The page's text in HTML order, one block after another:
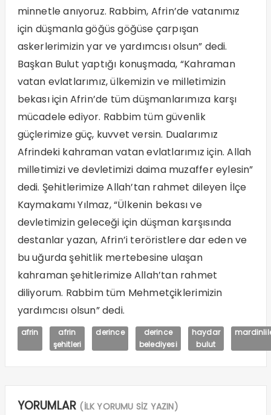
minnetle anıyoruz. Rabbim, Afrin’de vatanımız
için düşmanla göğüs göğüse çarpışan
askerlerimizin yar ve yardımcısı olsun” dedi.
Başkan Bulut yaptığı konuşmada, “Kahraman
vatan evlatlarımız, ülkemizin ve milletimizin
bekası için Afrin’de tüm düşmanlarımıza karşı
mücadele ediyor. Rabbim tüm güvenlik
güçlerimize güç, kuvvet versin. Dualarımız
Afrindeki kahraman vatan evlatlarımız için. Allah
milletimizi ve devletimizi daima muzaffer eylesin”
dedi. Şehitlerimize Allah’tan rahmet dileyen İlçe
Kaymakamı Yılmaz, “Ülkenin bekası ve
devletimizin geleceği için düşman karşısında
destanlar yazan, Afrin’i teröristlere dar eden ve
bu uğurda şehitlik mertebesine ulaşan
kahraman şehitlerimize Allah’tan rahmet
diliyorum. Rabbim tüm Mehmetçiklerimizin
yardımcısı olsun” dedi.
afrin
afrin
şehitleri
derince
derince
belediyesi
haydar
bulut
YORUMLAR (İLK YORUMU SİZ YAZIN)